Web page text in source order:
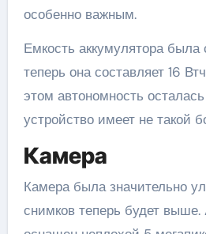
особенно важным.
Емкость аккумулятора была
теперь она составляет 16
этом автономность
устройство имеет не такой
Камера
Камера была значительно
снимков теперь будет